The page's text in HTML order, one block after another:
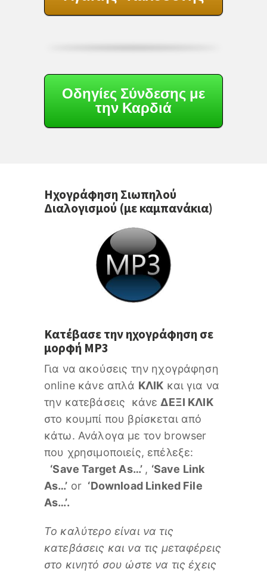
Οδηγίες Σύνδεσης με
την Καρδιά
Ηχογράφηση Σιωπηλού
Διαλογισμού (με καμπανάκια)
Κατέβασε την ηχογράφηση σε
μορφή MP3
Για να ακούσεις την ηχογράφηση
online κάνε απλά ΚΛΙΚ και για να
την κατεβάσεις κάνεΔΕΞΙ ΚΛΙΚ
στο κουμπί που βρίσκεται από
κάτω. Ανάλογα με τον browser
που χρησιμοποιείς, επέλεξε:
‘Save Target As…’ , ‘Save Link
As…’ or ‘Download Linked File
As…’.
Το καλύτερο είναι να τις
κατεβάσεις και να τις μεταφέρεις
στο κινητό σου ώστε να τις έχεις